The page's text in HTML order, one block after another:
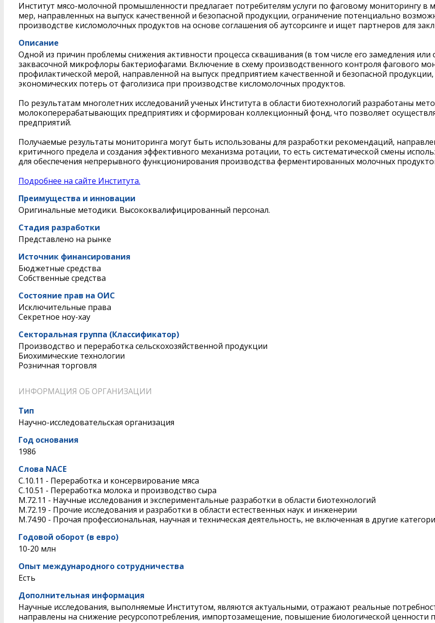
Институт мясо-молочной промышленности предлагает потребителям услуги по фаговому мониторингу
мер, направленных на выпуск качественной и безопасной продукции, ограничение потенциально
производстве кисломолочных продуктов на основе соглашения об аутсорсинге и ищет партнеров для
Описание
Одной из причин проблемы снижения активности процесса сквашивания (в том числе его замедления или
заквасочной микрофлоры бактериофагами. Включение в схему производственного контроля фагового
профилактической мерой, направленной на выпуск предприятием качественной и безопасной
экономических потерь от фаголизиса при производстве кисломолочных продуктов.
По результатам многолетних исследований ученых Института в области биотехнологий разработаны
молокоперерабатывающих предприятиях и сформирован коллекционный фонд, что позволяет
предприятий.
Получаемые результаты мониторинга могут быть использованы для разработки рекомендаций,
критичного предела и создания эффективного механизма ротации, то есть систематической смены
для обеспечения непрерывного функционирования производства ферментированных молочных
Подробнее на сайте Института.
Преимущества и инновации
Оригинальные методики. Высококвалифицированный персонал.
Стадия разработки
Представлено на рынке
Источник финансирования
Бюджетные средства
Собственные средства
Состояние прав на ОИС
Исключительные права
Секретное ноу-хау
Секторальная группа (Классификатор)
Производство и переработка сельскохозяйственной продукции
Биохимические технологии
Розничная торговля
ИНФОРМАЦИЯ ОБ ОРГАНИЗАЦИИ
Тип
Научно-исследовательская организация
Год основания
1986
Слова NACE
C.10.11 - Переработка и консервирование мяса
C.10.51 - Переработка молока и производство сыра
M.72.11 - Научные исследования и экспериментальные разработки в области биотехнологий
M.72.19 - Прочие исследования и разработки в области естественных наук и инженерии
M.74.90 - Прочая профессиональная, научная и техническая деятельность, не включенная в другие
Годовой оборот (в евро)
10-20 млн
Опыт международного сотрудничества
Есть
Дополнительная информация
Научные исследования, выполняемые Институтом, являются актуальными, отражают реальные
направлены на снижение ресурсопотребления, импортозамещение, повышение биологической ценности